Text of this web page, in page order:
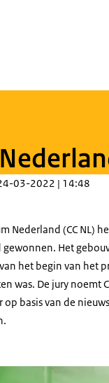
03-2022 | 14:48
Nederland (CC NL)
gewonnen. Het
het begin van het
was. De jury noemt
basis van de
Foto van de BREEAM